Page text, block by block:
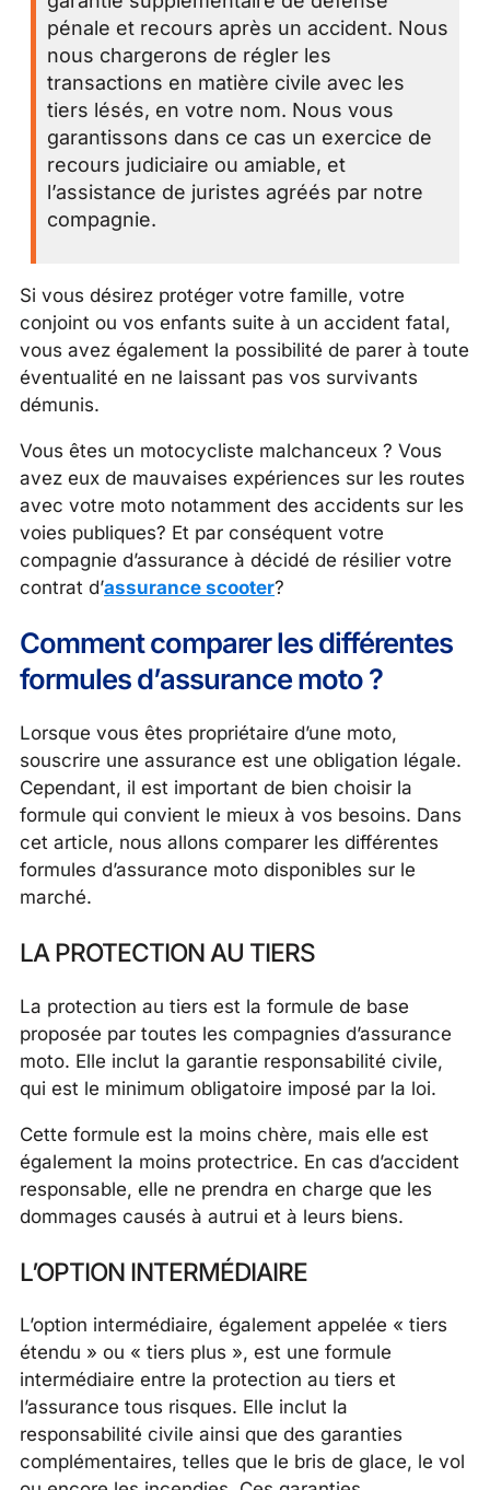
pénale et recours après un accident. Nous
nous chargerons de régler les
transactions en matière civile avec les
tiers lésés, en votre nom. Nous vous
garantissons dans ce cas un exercice de
recours judiciaire ou amiable, et
l’assistance de juristes agréés par notre
compagnie.
Si vous désirez protéger votre famille, votre
conjoint ou vos enfants suite à un accident fatal,
vous avez également la possibilité de parer à toute
éventualité en ne laissant pas vos survivants
démunis.
Vous êtes un motocycliste malchanceux ? Vous
avez eux de mauvaises expériences sur les routes
avec votre moto notamment des accidents sur les
voies publiques? Et par conséquent votre
compagnie d’assurance à décidé de résilier votre
contrat d’assurance scooter?
Comment comparer les différentes
formules d’assurance moto ?
Lorsque vous êtes propriétaire d’une moto,
souscrire une assurance est une obligation légale.
Cependant, il est important de bien choisir la
formule qui convient le mieux à vos besoins. Dans
cet article, nous allons comparer les différentes
formules d’assurance moto disponibles sur le
marché.
LA PROTECTION AU TIERS
La protection au tiers est la formule de base
proposée par toutes les compagnies d’assurance
moto. Elle inclut la garantie responsabilité civile,
qui est le minimum obligatoire imposé par la loi.
Cette formule est la moins chère, mais elle est
également la moins protectrice. En cas d’accident
responsable, elle ne prendra en charge que les
dommages causés à autrui et à leurs biens.
L’OPTION INTERMÉDIAIRE
L’option intermédiaire, également appelée « tiers
étendu » ou « tiers plus », est une formule
intermédiaire entre la protection au tiers et
l’assurance tous risques. Elle inclut la
responsabilité civile ainsi que des garanties
complémentaires, telles que le bris de glace, le vol